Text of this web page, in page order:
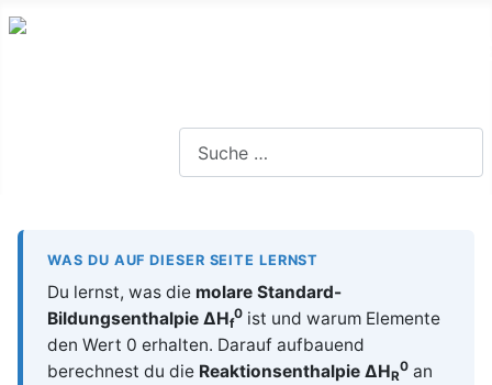
WAS DU AUF DIESER SEITE LERNST
Du lernst, was die molare Standard-
Bildungsenthalpie ΔHf
0 ist und warum Elemente
den Wert 0 erhalten. Darauf aufbauend
berechnest du die Reaktionsenthalpie ΔHR
0 an